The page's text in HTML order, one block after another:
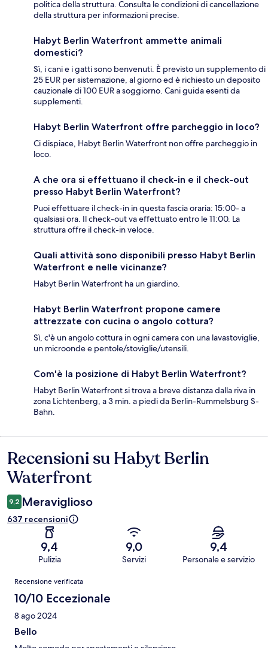
politica della struttura. Consulta le condizioni di cancellazione
della struttura per informazioni precise.
Habyt Berlin Waterfront ammette animali
domestici?
Sì, i cani e i gatti sono benvenuti. È previsto un supplemento di
25 EUR per sistemazione, al giorno ed è richiesto un deposito
cauzionale di 100 EUR a soggiorno. Cani guida esenti da
supplementi.
Habyt Berlin Waterfront offre parcheggio in loco?
Ci dispiace, Habyt Berlin Waterfront non offre parcheggio in
loco.
A che ora si effettuano il check-in e il check-out
presso Habyt Berlin Waterfront?
Puoi effettuare il check-in in questa fascia oraria: 15:00- a
qualsiasi ora. Il check-out va effettuato entro le 11:00. La
struttura offre il check-in veloce.
Quali attività sono disponibili presso Habyt Berlin
Waterfront e nelle vicinanze?
Habyt Berlin Waterfront ha un giardino.
Habyt Berlin Waterfront propone camere
attrezzate con cucina o angolo cottura?
Sì, c'è un angolo cottura in ogni camera con una lavastoviglie,
un microonde e pentole/stoviglie/utensili.
Com'è la posizione di Habyt Berlin Waterfront?
Habyt Berlin Waterfront si trova a breve distanza dalla riva in
zona Lichtenberg, a 3 min. a piedi da Berlin-Rummelsburg S-
Bahn.
Recensioni
Recensioni su Habyt Berlin
Waterfront
9,2 Meraviglioso
637 recensioni
9,4
Pulizia
9,0
Servizi
9,4
Personale e servizio
Recensioni
Recensione verificata
10/10 Eccezionale
8 ago 2024
Bello